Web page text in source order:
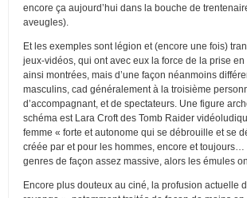
encore ça aujourd’hui dans la bouche de
aveugles).
Et les exemples sont légion et (encore une fois)
jeux-vidéos, qui ont avec eux la force de la prise
ainsi montrées, mais d’une façon néanmoins
masculins, cad généralement à la troisième
d’accompagnant, et de spectateurs. Une figure
schéma est Lara Croft des Tomb Raider
femme « forte et autonome qui se débrouille et se
créée par et pour les hommes, encore et toujours…
genres de façon assez massive, alors les émules
Encore plus douteux au ciné, la profusion actuelle